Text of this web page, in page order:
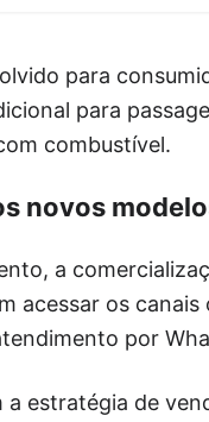
para
para
combustível.
novos
a
acessar os
por
estratégia de